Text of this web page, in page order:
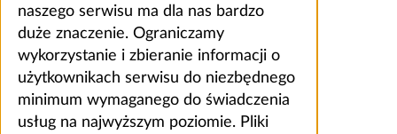
naszego serwisu ma dla nas bardzo
duże znaczenie. Ograniczamy
wykorzystanie i zbieranie informacji o
użytkownikach serwisu do niezbędnego
minimum wymaganego do świadczenia
usług na najwyższym poziomie. Pliki